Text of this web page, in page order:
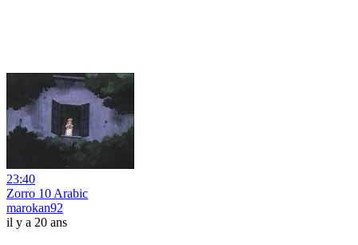
23:40
Zorro 10 Arabic
marokan92
il y a 20 ans